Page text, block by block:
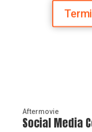
Aftermovie
Social Media